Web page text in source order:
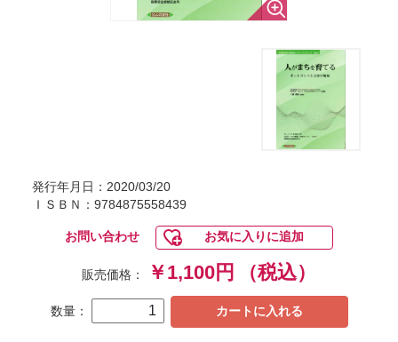
発行年月日：2020/03/20
ＩＳＢＮ：9784875558439
お問い合わせ お気に入りに追加
販売価格： ￥1,100円 （税込）
数量： カートに入れる